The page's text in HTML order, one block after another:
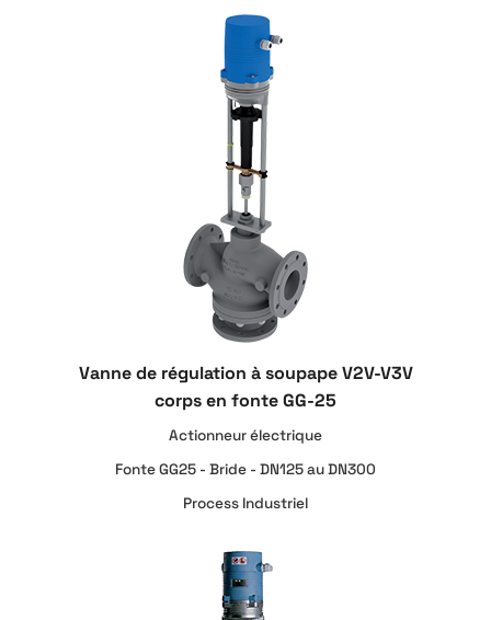
Vanne de régulation à soupape V2V-V3V
corps en fonte GG-25
Actionneur électrique
Fonte GG25 - Bride - DN125 au DN300
Process Industriel